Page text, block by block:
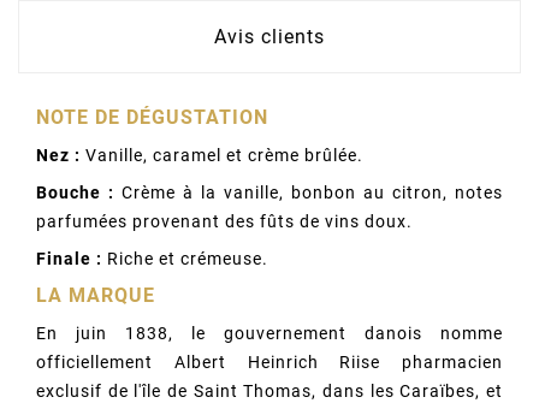
Avis clients
NOTE DE DÉGUSTATION
Nez : Vanille, caramel et crème brûlée.
Bouche : Crème à la vanille, bonbon au citron, notes
parfumées provenant des fûts de vins doux.
Finale : Riche et crémeuse.
LA MARQUE
En juin 1838, le gouvernement danois nomme
officiellement Albert Heinrich Riise pharmacien
exclusif de l'île de Saint Thomas, dans les Caraïbes, et